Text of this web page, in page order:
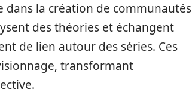
la création de communautés
des théories et échangent
de lien autour des séries. Ces
transformant